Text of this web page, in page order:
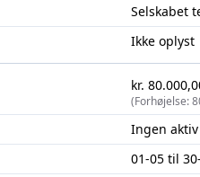
Selskabet
Ikke oplyst
kr.
(Forhøjelse:
Ingen
01-05 til